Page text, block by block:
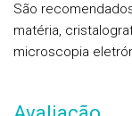
São
matéria,
microscopia